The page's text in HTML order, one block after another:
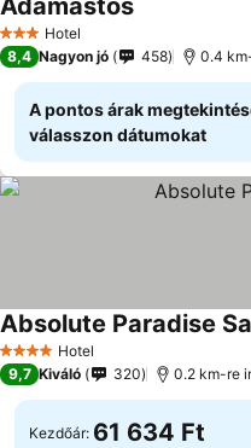
3 Kategória
Hotel
AdamastosÁrak
8,4 Nagyon jó 458 0.4
A pontos árak
válasszon dátumokat
4 KategóriaHotel
Absolute Paradise
9,7 Kiváló 320 0.2 km-re
Kezdőár: 61 634 Ft